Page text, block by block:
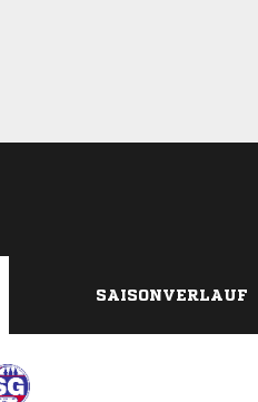
SAISONVERLAUF